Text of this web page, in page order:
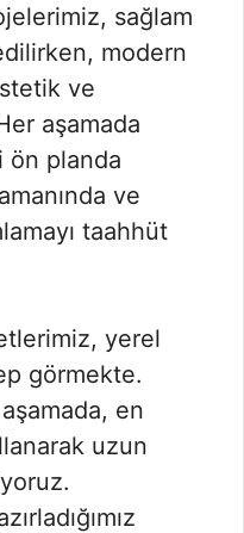
sağlam
modern
ve
aşamada
ön planda
ve
taahhüt
yerel
görmekte.
en
uzun